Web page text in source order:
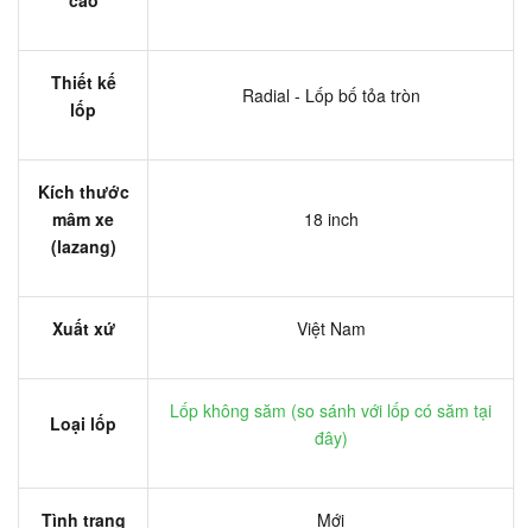
Thiết kế
lốp
Radial - Lốp bố tỏa tròn
Kích thước
mâm xe
(lazang)
18 inch
Xuất xứ Việt Nam
Loại lốp
Lốp không săm (so sánh với lốp có săm tại
đây)
Tình trạng Mới